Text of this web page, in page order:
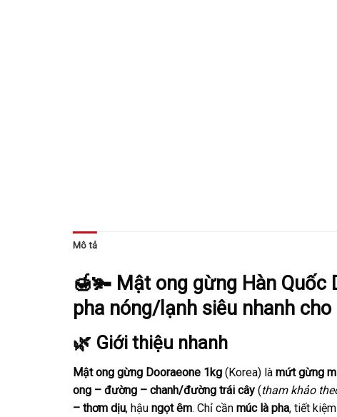
Mô tả
🍯🫚 Mật ong gừng Hàn
pha nóng/lạnh siêu nhanh cho
🌿 Giới thiệu nhanh
Mật ong gừng Dooraeone 1kg (Korea) là mứt gừng
ong – đường – chanh/đường trái cây (tham khảo
– thơm dịu, hậu ngọt êm. Chỉ cần múc là pha, tiết kiệm